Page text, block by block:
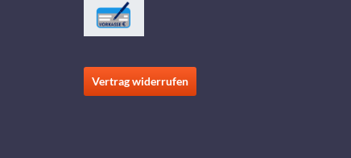
Vertrag widerrufen